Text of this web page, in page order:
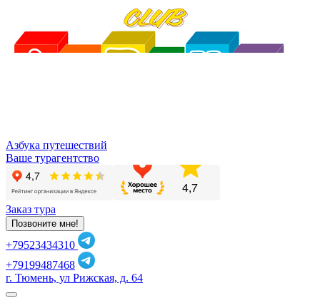
Азбука путешествий
Ваше турагентство
Заказ тура
Позвоните мне!
+79523434310
+79199487468
г. Тюмень, ул Рижская, д. 64